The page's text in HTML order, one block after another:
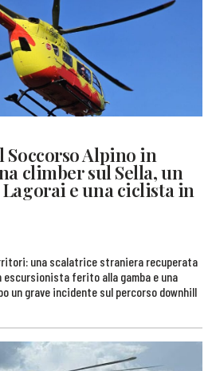
Alpino in
climber sul Sella, un
e una ciclista in
una scalatrice straniera recuperata
escursionista ferito alla gamba e una
un grave incidente sul percorso downhill